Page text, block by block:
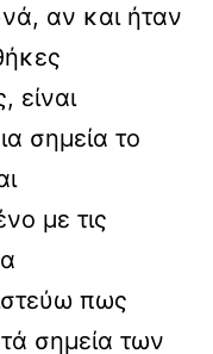
αν και ήταν
είναι
σημεία το
με τις
πως
σημεία των